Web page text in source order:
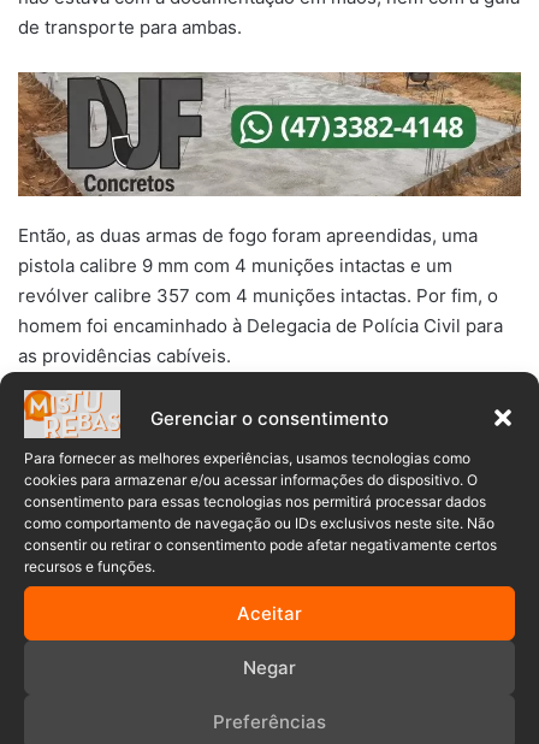
Gerenciar o consentimento
Para fornecer as melhores experiências, usamos tecnologias como
cookies para armazenar e/ou acessar informações do dispositivo. O
consentimento para essas tecnologias nos permitirá processar dados
como comportamento de navegação ou IDs exclusivos neste site. Não
consentir ou retirar o consentimento pode afetar negativamente certos
recursos e funções.
Aceitar
Negar
Preferências
de transporte para ambas.
Então, as duas armas de fogo foram apreendidas, uma
pistola calibre 9 mm com 4 munições intactas e um
revólver calibre 357 com 4 munições intactas. Por fim, o
homem foi encaminhado à Delegacia de Polícia Civil para
as providências cabíveis.
Arma de fogo
Porte ilegal de arma Posse de drogas
preso revólver suspeito